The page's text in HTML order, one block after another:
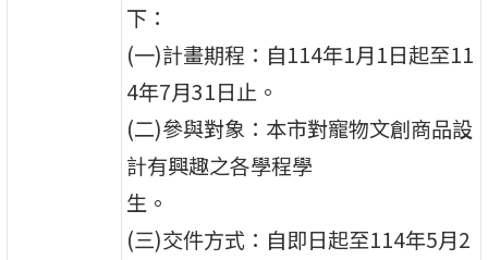
下：
(一)計畫期程：自114年1月1日起至11
4年7月31日止。
(二)參與對象：本市對寵物文創商品設
計有興趣之各學程學
生。
(三)交件方式：自即日起至114年5月2